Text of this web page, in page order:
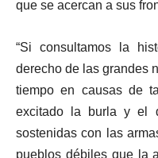
que se acercan a sus
“Si consultamos la
derecho de las grandes
tiempo en causas de
excitado la burla y el
sostenidas con las
pueblos débiles que la